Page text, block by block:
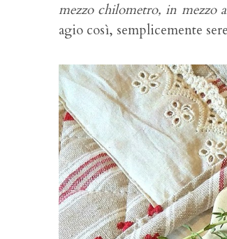
mezzo chilometro, in mezzo
agio così, semplicemente